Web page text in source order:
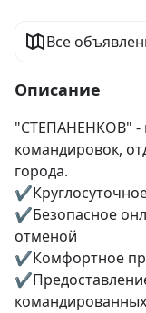
Все
Описание
"СТЕПАНЕНКОВ" -
командировок,
города.
✔Безопасное
отменой
✔Комфортное